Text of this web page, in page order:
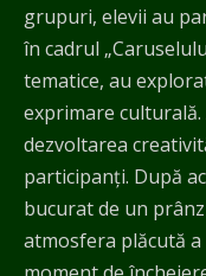
grupuri, elevii au
în cadrul
tematice, au
exprimare
dezvoltarea
participanți. După
bucurat de un
atmosfera plăcută a